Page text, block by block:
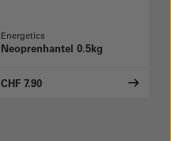
Energetics
Neoprenhantel 0.5kg
CHF 7.90